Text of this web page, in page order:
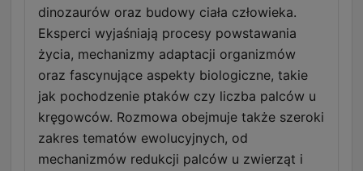
dinozaurów oraz budowy ciała człowieka.
Eksperci wyjaśniają procesy powstawania
życia, mechanizmy adaptacji organizmów
oraz fascynujące aspekty biologiczne, takie
jak pochodzenie ptaków czy liczba palców u
kręgowców. Rozmowa obejmuje także szeroki
zakres tematów ewolucyjnych, od
mechanizmów redukcji palców u zwierząt i